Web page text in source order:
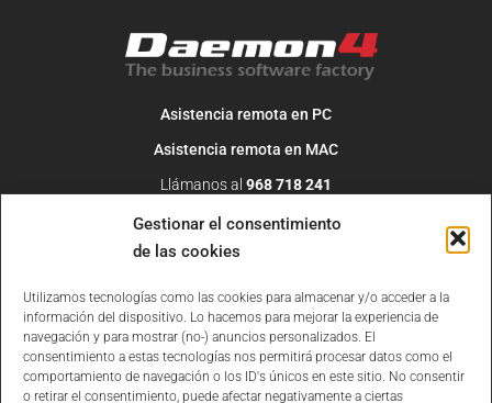
Gestionar el consentimiento
de las cookies
Utilizamos tecnologías como las cookies para almacenar y/o acceder a la
información del dispositivo. Lo hacemos para mejorar la experiencia de
navegación y para mostrar (no-) anuncios personalizados. El
consentimiento a estas tecnologías nos permitirá procesar datos como el
comportamiento de navegación o los ID's únicos en este sitio. No consentir
o retirar el consentimiento, puede afectar negativamente a ciertas
Asistencia remota en PC
Asistencia remota en MAC
Llámanos al 968 718 241